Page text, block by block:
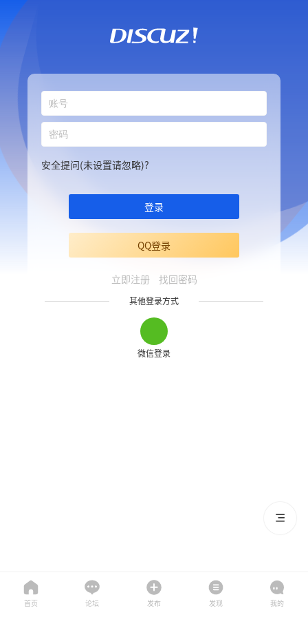
安全提问(未设置请忽略)?
登录
QQ登录
立即注册 找回密码
其他登录方式
微信登录
首页 论坛 发布 发现 我的